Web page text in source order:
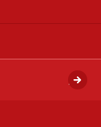
開く